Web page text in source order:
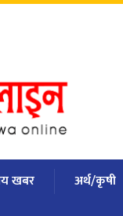
खबर अर्थ/कृषी